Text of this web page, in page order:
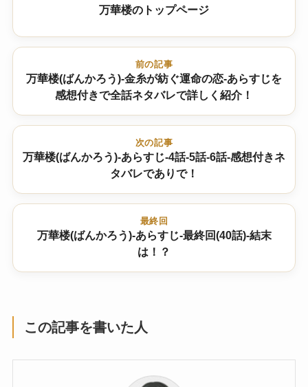
万華楼のトップページ
前の記事
万華楼(ばんかろう)-金糸が紡ぐ運命の恋-あらすじを
感想付きで全話ネタバレで詳しく紹介！
次の記事
万華楼(ばんかろう)-あらすじ-4話-5話-6話-感想付きネ
タバレでありで！
最終回
万華楼(ばんかろう)-あらすじ-最終回(40話)-結末
は！？
この記事を書いた人